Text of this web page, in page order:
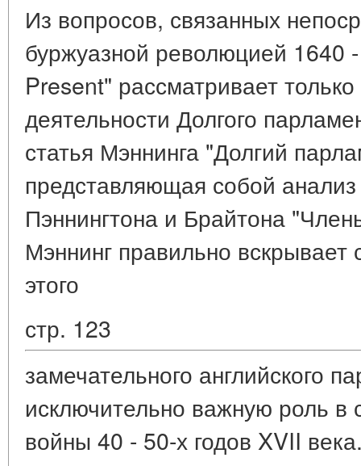
Из вопросов, связанных
буржуазной революцией 1640
Present" рассматривает
деятельности Долгого
статья Мэннинга "Долгий
представляющая собой
Пэннингтона и Брайтона
Мэннинг правильно
этого
стр. 123
замечательного английского
исключительно важную роль в
войны 40 - 50-х годов XVII